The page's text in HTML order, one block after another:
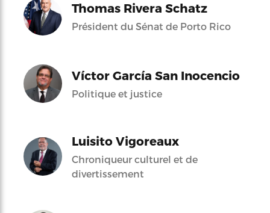
Thomas Rivera Schatz
Président du Sénat de Porto Rico
Víctor García San Inocencio
Politique et justice
Luisito Vigoreaux
Chroniqueur culturel et de
divertissement